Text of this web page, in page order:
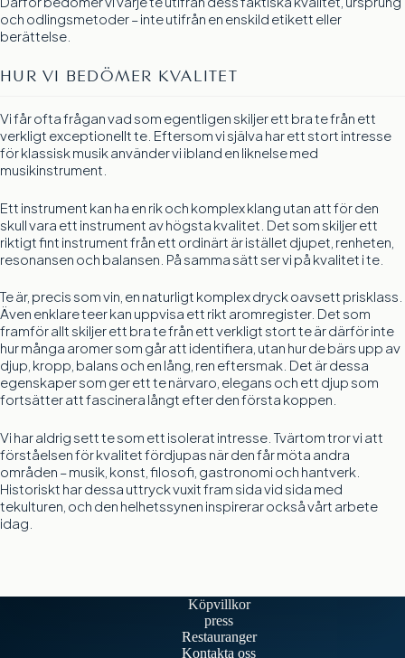
och odlingsmetoder – inte utifrån en enskild etikett eller
berättelse.
HUR VI BEDÖMER KVALITET
Vi får ofta frågan vad som egentligen skiljer ett bra te från ett
verkligt exceptionellt te. Eftersom vi själva har ett stort intresse
för klassisk musik använder vi ibland en liknelse med
musikinstrument.
Ett instrument kan ha en rik och komplex klang utan att för den
skull vara ett instrument av högsta kvalitet. Det som skiljer ett
riktigt fint instrument från ett ordinärt är istället djupet, renheten,
resonansen och balansen. På samma sätt ser vi på kvalitet i te.
Te är, precis som vin, en naturligt komplex dryck oavsett prisklass.
Även enklare teer kan uppvisa ett rikt aromregister. Det som
framför allt skiljer ett bra te från ett verkligt stort te är därför inte
hur många aromer som går att identifiera, utan hur de bärs upp av
djup, kropp, balans och en lång, ren eftersmak. Det är dessa
egenskaper som ger ett te närvaro, elegans och ett djup som
fortsätter att fascinera långt efter den första koppen.
Vi har aldrig sett te som ett isolerat intresse. Tvärtom tror vi att
förståelsen för kvalitet fördjupas när den får möta andra
områden – musik, konst, filosofi, gastronomi och hantverk.
Historiskt har dessa uttryck vuxit fram sida vid sida med
tekulturen, och den helhetssynen inspirerar också vårt arbete
idag.
Köpvillkor
press
Restauranger
Kontakta oss